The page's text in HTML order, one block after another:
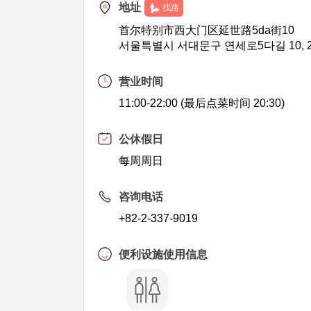
地址 找路
首尔特别市西大门区延世路5da街10
서울특별시 서대문구 연세로5다길 10,
营业时间
11:00-22:00 (最后点菜时间 20:30)
公休假日
每周周日
咨询电话
+82-2-337-9019
便利设施使用信息